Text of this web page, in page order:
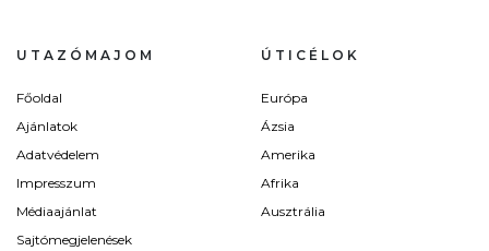
UTAZÓMAJOM
Főoldal
Ajánlatok
Adatvédelem
Impresszum
Médiaajánlat
Sajtómegjelenések
ÚTICÉLOK
Európa
Ázsia
Amerika
Afrika
Ausztrália